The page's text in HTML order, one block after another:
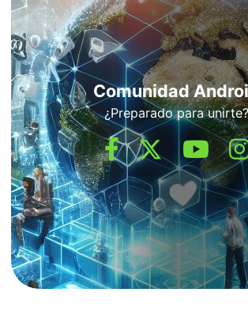
Comunidad
¿Preparado para